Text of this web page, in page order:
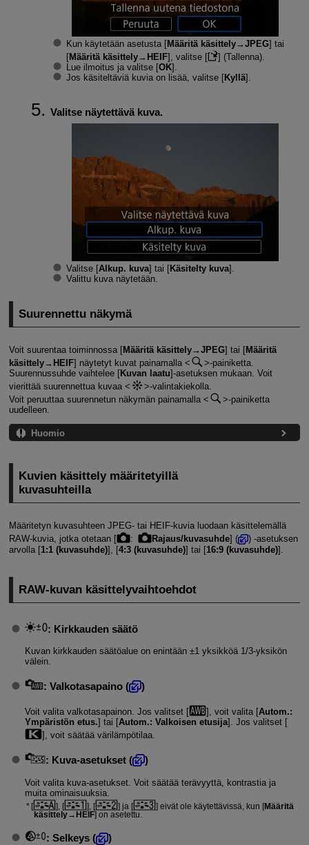
Kun käytetään asetusta [Määritä käsittely→JPEG] tai
[Määritä käsittely→HEIF], valitse [
] (Tallenna).
Lue ilmoitus ja valitse [OK].
Jos käsiteltäviä kuvia on lisää, valitse [Kyllä].
Valitse näytettävä kuva.
Valitse [Alkup. kuva] tai [Käsitelty kuva].
Valittu kuva näytetään.
Suurennettu näkymä
Voit suurentaa toiminnossa [Määritä käsittely→JPEG] tai [Määritä
käsittely→HEIF] näytetyt kuvat painamalla
-painiketta.
Suurennussuhde vaihtelee [Kuvan laatu]-asetuksen mukaan. Voit
vierittää suurennettua kuvaa
-valintakiekolla.
Voit peruuttaa suurennetun näkymän painamalla
-painiketta
uudelleen.
Huomio
Kuvien käsittely määritetyillä
kuvasuhteilla
Määritetyn kuvasuhteen JPEG- tai HEIF-kuvia luodaan käsittelemällä
RAW-kuvia, jotka otetaan [
: Rajaus/kuvasuhde] (
) ‑asetuksen
arvolla [1:1 (kuvasuhde)], [4:3 (kuvasuhde)] tai [16:9 (kuvasuhde)].
RAW-kuvan käsittelyvaihtoehdot
: Kirkkauden säätö
Kuvan kirkkauden säätöalue on enintään ±1 yksikköä 1/3-yksikön
välein.
: Valkotasapaino( )
Voit valita valkotasapainon. Jos valitset [ ], voit valita [Autom.:
Ympäristön etus.] tai [Autom.: Valkoisen etusija]. Jos valitset [
], voit säätää värilämpötilaa.
: Kuva-asetukset( )
Voit valita kuva-asetukset. Voit säätää terävyyttä, kontrastia ja
muita ominaisuuksia.
[ ], [ ], [ ] ja [ ] eivät ole käytettävissä, kun [Määritä
käsittely→HEIF] on asetettu.
: Selkeys( )